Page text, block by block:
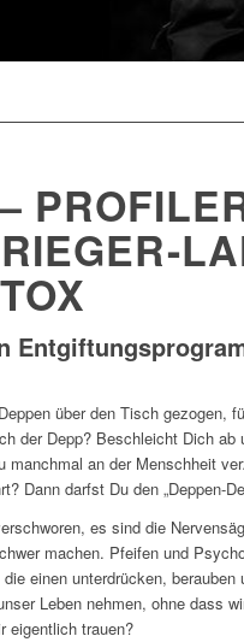
über den Tisch gezogen,
der Depp? Beschleicht Dich ab
an der Menschheit
Dann darfst Du den „Deppen-
es sind die
machen. Pfeifen und
einen unterdrücken,
Leben nehmen, ohne dass
eigentlich trauen?